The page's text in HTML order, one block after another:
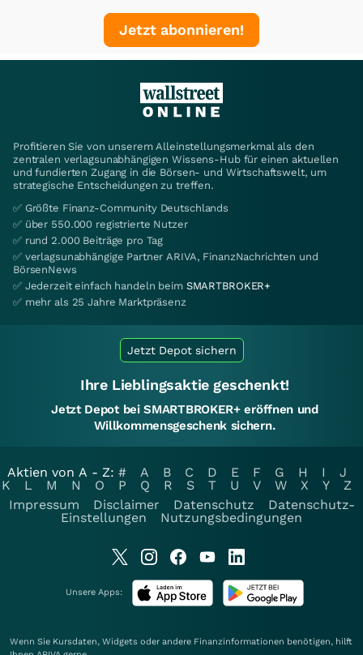
Jetzt abonnieren!
Profitieren Sie von unserem Alleinstellungsmerkmal als den
zentralen verlagsunabhängigen Wissens-Hub für einen aktuellen
und fundierten Zugang in die Börsen- und Wirtschaftswelt, um
strategische Entscheidungen zu treffen.
✅ Größte Finanz-Community Deutschlands
✅ über 550.000 registrierte Nutzer
✅ rund 2.000 Beiträge pro Tag
✅ verlagsunabhängige Partner ARIVA, FinanzNachrichten und
BörsenNews
✅ Jederzeit einfach handeln beim SMARTBROKER+
✅ mehr als 25 Jahre Marktpräsenz
Jetzt Depot sichern
Ihre Lieblingsaktie geschenkt!
Jetzt Depot bei SMARTBROKER+ eröffnen und
Willkommensgeschenk sichern.
Aktien von A - Z: # A B C D E F G H I
J
K
L M N O P Q R S T U V W X Y
Z
Impressum
Disclaimer Datenschutz
Datenschutz-
Einstellungen
Nutzungsbedingungen
Unsere Apps:
Wenn Sie Kursdaten, Widgets oder andere Finanzinformationen benötigen, hilft